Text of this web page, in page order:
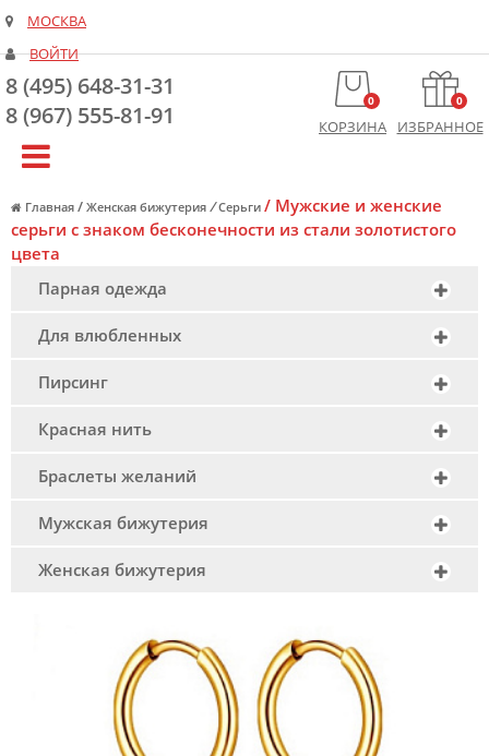
МОСКВА
ВОЙТИ
8 (495) 648-31-31
8 (967) 555-81-91
0
КОРЗИНА
0
ИЗБРАННОЕ
Главная / Женская бижутерия /Серьги / Мужские и женские
серьги с знаком бесконечности из стали золотистого
цвета
Парная одежда
Для влюбленных
Пирсинг
Красная нить
Браслеты желаний
Мужская бижутерия
Женская бижутерия